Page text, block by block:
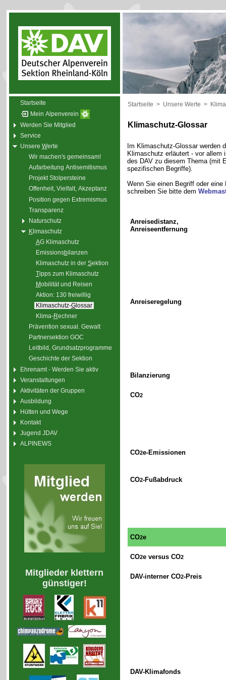
Startseite
Mein Alpenverein
Werden Sie Mitglied
Service
Unsere Werte
Wir machen's gemeinsam!
Aufarbeitung Antisemitismus
Projekt Stolpersteine
Offenheit, Vielfalt, Akzeptanz
Position gegen Extremismus
Transparenz
Naturschutz
Klimaschutz
AG Klimaschutz
Emissionsbilanzen
Klimaschutz in der Sektion
Tipps zum Klimaschutz
Mobilität und Reisen
Aktion: 130 freiwillig
Klimaschutz-Glossar
Klima-Rechner
Prävention sexual. Gewalt
Partnersektion GOC
Leitbild, Grundsatzprogramme
Geschichte der Sektion
Ehrenamt - Werden Sie aktiv
Veranstaltungen
Aktivitäten der Gruppen
Ausbildung
Hütten und Wege
Kontakt
Jugend JDAV
ALPINEWS
Mitglieder klettern
günstiger!
Startseite > Unsere Werte >
Klimaschutz-Glossar
Im Klimaschutz-Glossar werden
Klimaschutz erläutert - vor allem
des DAV zu diesem Thema (mit
spezifischen Begriffe).
Wenn Sie einen Begriff oder
schreiben Sie bitte dem
Anreisedistanz,
Anreiseentfernung
Anreiseregelung
Bilanzierung
CO2
CO2e-Emissionen
CO2-Fußabdruck
CO2e
CO2e versus CO2
DAV-interner CO2-Preis
DAV-Klimafonds